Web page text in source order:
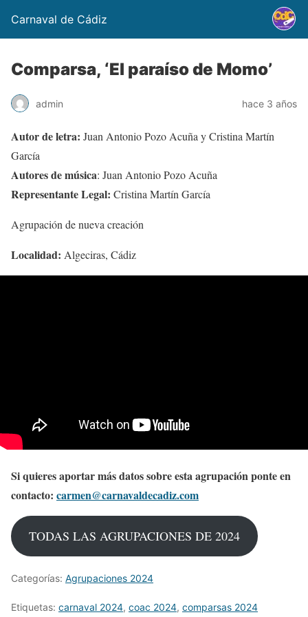
Carnaval de Cádiz
Comparsa, ‘El paraíso de Momo’
admin hace 3 años
Autor de letra: Juan Antonio Pozo Acuña y Cristina Martín
García
Autores de música: Juan Antonio Pozo Acuña
Representante Legal: Cristina Martín García
Agrupación de nueva creación
Localidad: Algeciras, Cádiz
Si quieres aportar más datos sobre esta agrupación ponte en
contacto: carmen@carnavaldecadiz.com
TODAS LAS AGRUPACIONES DE 2024
Categorías: Agrupaciones 2024
Etiquetas: carnaval 2024, coac 2024, comparsas 2024